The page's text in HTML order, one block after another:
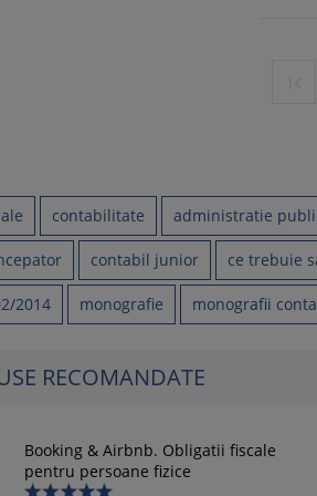
contabilitate administratie
contabil junior ce trebuie
2014 monografie monografii
RECOMANDATE
Booking & Airbnb. Obligatii fiscale
pentru persoane fizice